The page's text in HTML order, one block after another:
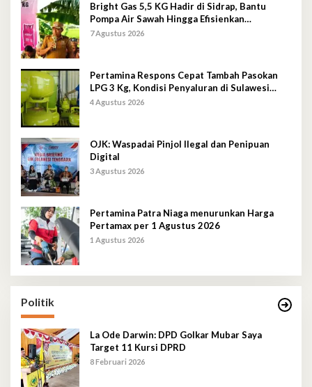
Bright Gas 5,5 KG Hadir di Sidrap, Bantu
Pompa Air Sawah Hingga Efisienkan
Penyaluran Elpiji 3 Kg
7 Agustus 2026
Pertamina Respons Cepat Tambah Pasokan
LPG 3 Kg, Kondisi Penyaluran di Sulawesi
Selatan Berlangsung Kondusif
4 Agustus 2026
OJK: Waspadai Pinjol Ilegal dan Penipuan
Digital
3 Agustus 2026
Pertamina Patra Niaga menurunkan Harga
Pertamax per 1 Agustus 2026
1 Agustus 2026
Politik
La Ode Darwin: DPD Golkar Mubar Saya
Target 11 Kursi DPRD
8 Februari 2026